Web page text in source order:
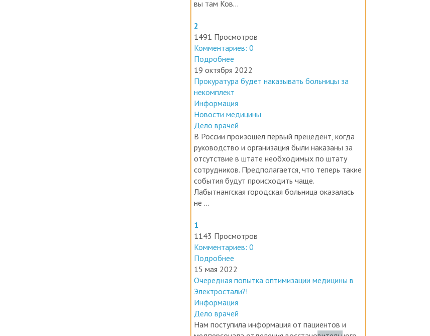
1491 Просмотров
Комментариев: 0
Подробнее
19 октября 2022
Прокуратура будет наказывать больницы за
некомплект
Информация
Новости медицины
Дело врачей
В России произошел первый прецедент, когда
руководство и организация были наказаны за
отсутствие в штате необходимых по штату
сотрудников. Предполагается, что теперь такие
события будут происходить чаще.
Лабытнангская городская больница оказалась
не ...
1143 Просмотров
Комментариев: 0
Подробнее
15 мая 2022
Очередная попытка оптимизации медицины в
Электростали?!
Информация
Дело врачей
Нам поступила информация от пациентов и
медперсонала отделения восстановительного